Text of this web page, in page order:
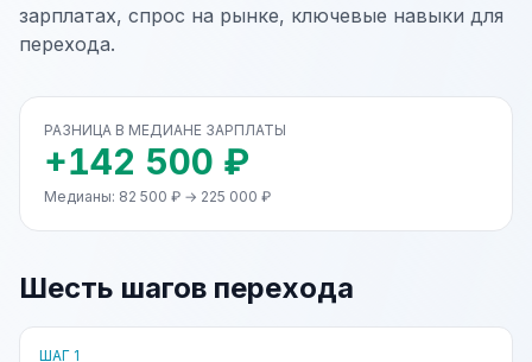
зарплатах, спрос на рынке, ключевые навыки для
перехода.
РАЗНИЦА В МЕДИАНЕ ЗАРПЛАТЫ
+142 500 ₽
Медианы: 82 500 ₽ → 225 000 ₽
Шесть шагов перехода
ШАГ 1